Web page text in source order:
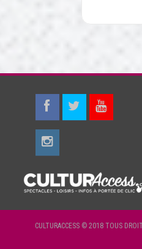
CULTURACCESS © 2018 TOUS